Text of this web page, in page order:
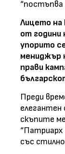
“постъпва
Лицето на
от години
упорито
мениджър
прави
Преди
елегантен
скъпите
“Патриарх
със